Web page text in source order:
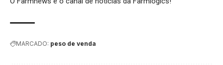
MARCADO: peso de venda